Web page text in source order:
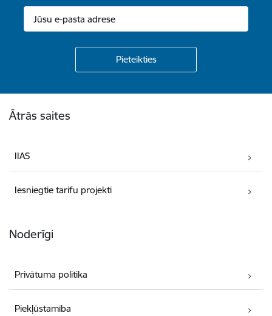
Ātrās saites
IIAS
Iesniegtie tarifu projekti
Noderīgi
Privātuma politika
Piekļūstamība